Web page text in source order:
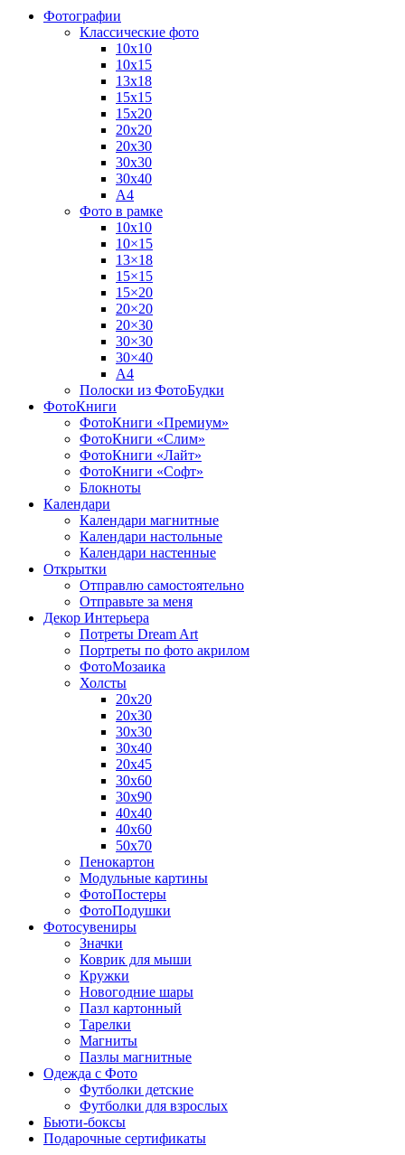
Фотографии
Классические фото
10х10
10х15
13х18
15х15
15х20
20х20
20х30
30х30
30х40
А4
Фото в рамке
10х10
10×15
13×18
15×15
15×20
20×20
20×30
30×30
30×40
A4
Полоски из ФотоБудки
ФотоКниги
ФотоКниги «Премиум»
ФотоКниги «Слим»
ФотоКниги «Лайт»
ФотоКниги «Софт»
Блокноты
Календари
Календари магнитные
Календари настольные
Календари настенные
Открытки
Отправлю самостоятельно
Отправьте за меня
Декор Интерьера
Потреты Dream Art
Портреты по фото акрилом
ФотоМозаика
Холсты
20х20
20х30
30х30
30х40
20х45
30х60
30х90
40х40
40х60
50х70
Пенокартон
Модульные картины
ФотоПостеры
ФотоПодушки
Фотоcувениры
Значки
Коврик для мыши
Кружки
Новогодние шары
Пазл картонный
Тарелки
Магниты
Пазлы магнитные
Одежда с Фото
Футболки детские
Футболки для взрослых
Бьюти-боксы
Подарочные сертификаты